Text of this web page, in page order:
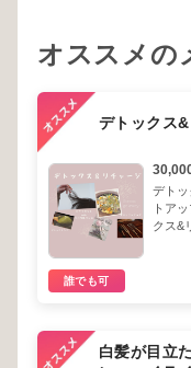
オススメの
デトックス
デト
トア
クス&
誰でも可
白髪が目立